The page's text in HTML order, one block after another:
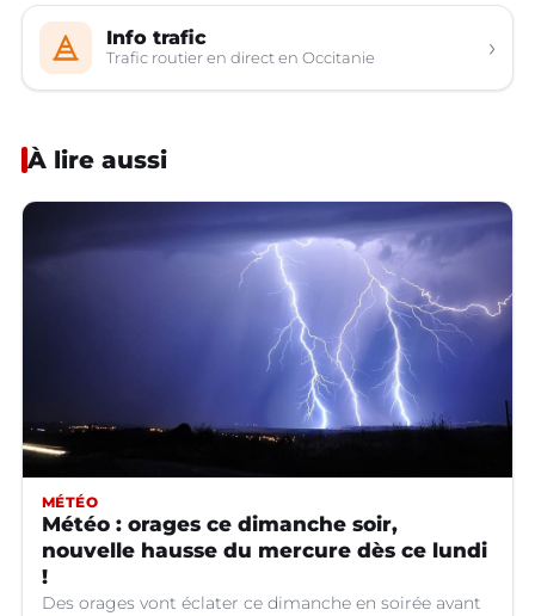
Info trafic
Trafic routier en direct en Occitanie ›
À lire aussi
MÉTÉO
Météo : orages ce dimanche soir,
nouvelle hausse du mercure dès ce lundi
!
Des orages vont éclater ce dimanche en soirée avant